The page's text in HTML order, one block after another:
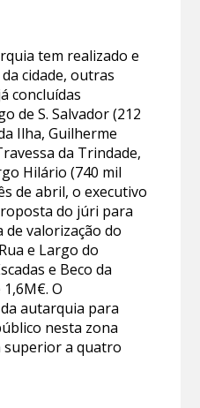
tem realizado e
cidade, outras
concluídas
de S. Salvador (212
Ilha, Guilherme
da Trindade,
Hilário (740 mil
de abril, o executivo
do júri para
de valorização do
e Largo do
e Beco da
O
autarquia para
nesta zona
superior a quatro